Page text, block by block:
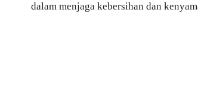
dalam menjaga kebersihan dan